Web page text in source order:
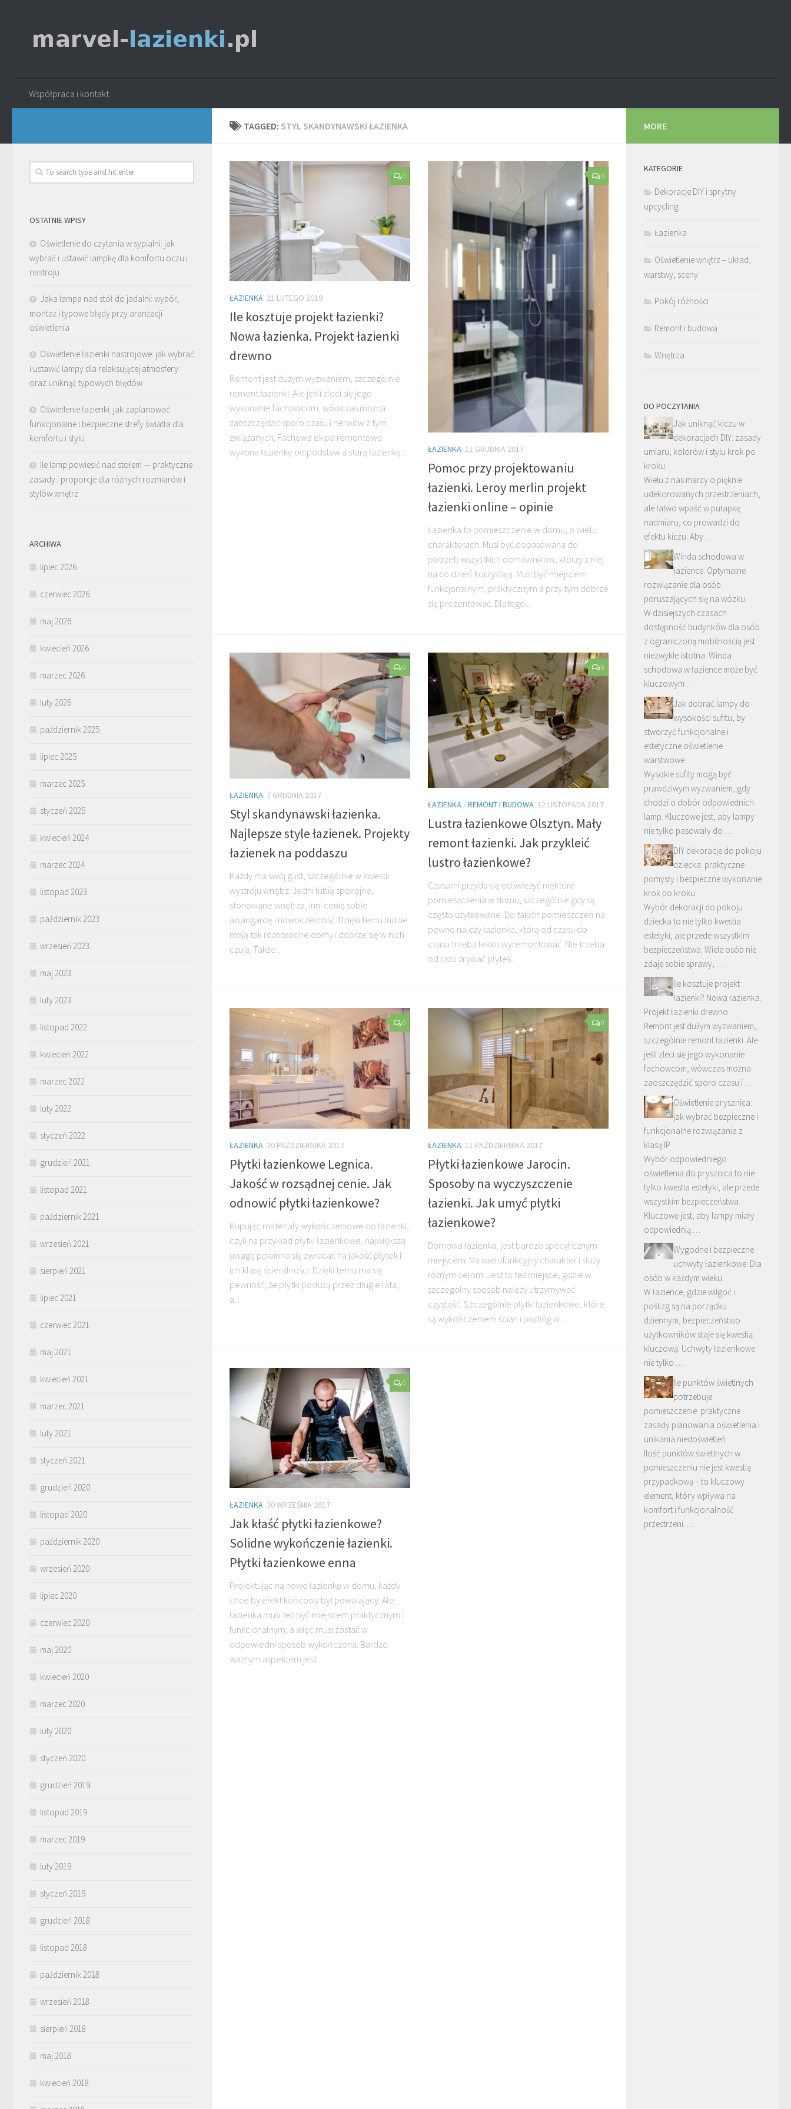
Współpraca i kontakt
TAGGED: STYL SKANDYNAWSKI ŁAZIENKA
0
ŁAZIENKA 21 LUTEGO 2019
Ile kosztuje projekt łazienki?
Nowa łazienka. Projekt łazienki
drewno
Remont jest dużym wyzwaniem, szczególnie
remont łazienki. Ale jeśli zleci się jego
wykonanie fachowcom, wówczas można
zaoszczędzić sporo czasu i nerwów z tym
związanych. Fachowa ekipa remontowa
wykona łazienkę od podstaw a starą łazienkę...
0
ŁAZIENKA 11 GRUDNIA 2017
Pomoc przy projektowaniu
łazienki. Leroy merlin projekt
łazienki online – opinie
Łazienka to pomieszczenie w domu, o wielu
charakterach. Musi być dopasowana do
potrzeb wszystkich domowników, którzy z niej
na co dzień korzystają. Musi być miejscem
funkcjonalnym, praktycznym a przy tym dobrze
się prezentować. Dlatego...
0
ŁAZIENKA 7 GRUDNIA 2017
Styl skandynawski łazienka.
Najlepsze style łazienek. Projekty
łazienek na poddaszu
Każdy ma swój gust, szczególnie w kwestii
wystroju wnętrz. Jedni lubią spokojne,
stonowane wnętrza, inni cenią sobie
awangardę i nowoczesność. Dzięki temu ludzie
mają tak różnorodne domy i dobrze się w nich
czują. Także...
0
ŁAZIENKA /REMONT I BUDOWA 12 LISTOPADA 2017
Lustra łazienkowe Olsztyn. Mały
remont łazienki. Jak przykleić
lustro łazienkowe?
Czasami przyda się odświeżyć niektóre
pomieszczenia w domu, szczególnie gdy są
często użytkowane. Do takich pomieszczeń na
pewno należy łazienka, którą od czasu do
czasu trzeba lekko wyremontować. Nie trzeba
od razu zrywać płytek...
0
ŁAZIENKA 30 PAŹDZIERNIKA 2017
Płytki łazienkowe Legnica.
Jakość w rozsądnej cenie. Jak
odnowić płytki łazienkowe?
Kupując materiały wykończeniowe do łazienki,
czyli na przykład płytki łazienkowe, największą
uwagę powinno się zwracać na jakość płytek i
ich klasę ścieralności. Dzięki temu ma się
pewność, że płytki posłużą przez długie lata,
a...
0
ŁAZIENKA 11 PAŹDZIERNIKA 2017
Płytki łazienkowe Jarocin.
Sposoby na wyczyszczenie
łazienki. Jak umyć płytki
łazienkowe?
Domowa łazienka, jest bardzo specyficznym
miejscem. Ma wielofunkcyjny charakter i służy
różnym celom. Jest to też miejsce, gdzie w
szczególny sposób należy utrzymywać
czystość. Szczególnie płytki łazienkowe, które
są wykończeniem ścian i podłóg w...
0
ŁAZIENKA 30 WRZEŚNIA 2017
Jak kłaść płytki łazienkowe?
Solidne wykończenie łazienki.
Płytki łazienkowe enna
Projektując na nowo łazienkę w domu, każdy
chce by efekt końcowy był powalający. Ale
łazienka musi też być miejscem praktycznym i
funkcjonalnym, a więc musi zostać w
odpowiedni sposób wykończona. Bardzo
ważnym aspektem jest...
OSTATNIE WPISY
Oświetlenie do czytania w sypialni: jak
wybrać i ustawić lampkę dla komfortu oczu i
nastroju
Jaka lampa nad stół do jadalni: wybór,
montaż i typowe błędy przy aranżacji
oświetlenia
Oświetlenie łazienki nastrojowe: jak wybrać
i ustawić lampy dla relaksującej atmosfery
oraz uniknąć typowych błędów
Oświetlenie łazienki: jak zaplanować
funkcjonalne i bezpieczne strefy światła dla
komfortu i stylu
Ile lamp powiesić nad stołem — praktyczne
zasady i proporcje dla różnych rozmiarów i
stylów wnętrz
ARCHIWA
lipiec 2026
czerwiec 2026
maj 2026
kwiecień 2026
marzec 2026
luty 2026
październik 2025
lipiec 2025
marzec 2025
styczeń 2025
kwiecień 2024
marzec 2024
listopad 2023
październik 2023
wrzesień 2023
maj 2023
luty 2023
listopad 2022
kwiecień 2022
marzec 2022
luty 2022
styczeń 2022
grudzień 2021
listopad 2021
październik 2021
wrzesień 2021
sierpień 2021
lipiec 2021
czerwiec 2021
maj 2021
kwiecień 2021
marzec 2021
luty 2021
styczeń 2021
grudzień 2020
listopad 2020
październik 2020
wrzesień 2020
lipiec 2020
czerwiec 2020
maj 2020
kwiecień 2020
marzec 2020
luty 2020
styczeń 2020
grudzień 2019
listopad 2019
marzec 2019
luty 2019
styczeń 2019
grudzień 2018
listopad 2018
październik 2018
wrzesień 2018
sierpień 2018
maj 2018
kwiecień 2018
MORE
KATEGORIE
Dekoracje DIY i sprytny
upcycling
Łazienka
Oświetlenie wnętrz – układ,
warstwy, sceny
Pokój różności
Remont i budowa
Wnętrza
DO POCZYTANIA
Jak uniknąć kiczu w
dekoracjach DIY: zasady
umiaru, kolorów i stylu krok po
kroku
Wielu z nas marzy o pięknie
udekorowanych przestrzeniach,
ale łatwo wpaść w pułapkę
nadmiaru, co prowadzi do
efektu kiczu. Aby …
Winda schodowa w
łazience: Optymalne
rozwiązanie dla osób
poruszających się na wózku.
W dzisiejszych czasach
dostępność budynków dla osób
z ograniczoną mobilnością jest
niezwykle istotna. Winda
schodowa w łazience może być
kluczowym …
Jak dobrać lampy do
wysokości sufitu, by
stworzyć funkcjonalne i
estetyczne oświetlenie
warstwowe
Wysokie sufity mogą być
prawdziwym wyzwaniem, gdy
chodzi o dobór odpowiednich
lamp. Kluczowe jest, aby lampy
nie tylko pasowały do …
DIY dekoracje do pokoju
dziecka: praktyczne
pomysły i bezpieczne wykonanie
krok po kroku
Wybór dekoracji do pokoju
dziecka to nie tylko kwestia
estetyki, ale przede wszystkim
bezpieczeństwa. Wiele osób nie
zdaje sobie sprawy, …
Ile kosztuje projekt
łazienki? Nowa łazienka.
Projekt łazienki drewno
Remont jest dużym wyzwaniem,
szczególnie remont łazienki. Ale
jeśli zleci się jego wykonanie
fachowcom, wówczas można
zaoszczędzić sporo czasu i …
Oświetlenie prysznica:
jak wybrać bezpieczne i
funkcjonalne rozwiązania z
klasą IP
Wybór odpowiedniego
oświetlenia do prysznica to nie
tylko kwestia estetyki, ale przede
wszystkim bezpieczeństwa.
Kluczowe jest, aby lampy miały
odpowiednią …
Wygodne i bezpieczne
uchwyty łazienkowe: Dla
osób w każdym wieku.
W łazience, gdzie wilgoć i
poślizg są na porządku
dziennym, bezpieczeństwo
użytkowników staje się kwestią
kluczową. Uchwyty łazienkowe
nie tylko …
Ile punktów świetlnych
potrzebuje
pomieszczenie: praktyczne
zasady planowania oświetlenia i
unikania niedoświetleń
Ilość punktów świetlnych w
pomieszczeniu nie jest kwestią
przypadkową – to kluczowy
element, który wpływa na
komfort i funkcjonalność
przestrzeni. …